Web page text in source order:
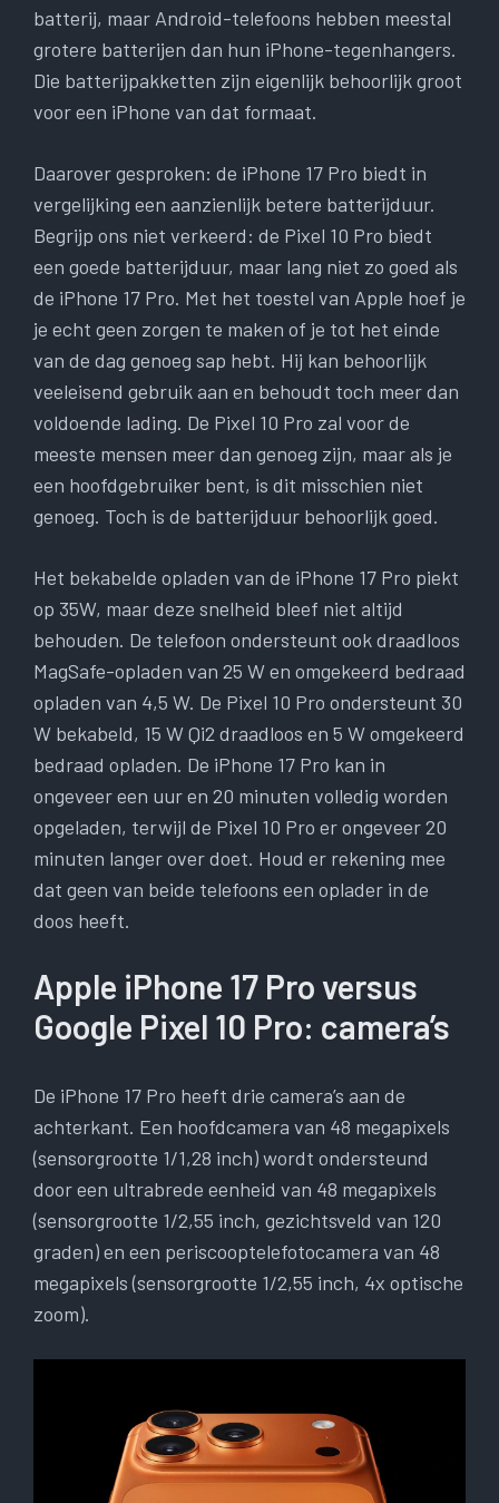
batterij, maar Android-telefoons hebben meestal
grotere batterijen dan hun iPhone-tegenhangers.
Die batterijpakketten zijn eigenlijk behoorlijk groot
voor een iPhone van dat formaat.
Daarover gesproken: de iPhone 17 Pro biedt in
vergelijking een aanzienlijk betere batterijduur.
Begrijp ons niet verkeerd: de Pixel 10 Pro biedt
een goede batterijduur, maar lang niet zo goed als
de iPhone 17 Pro. Met het toestel van Apple hoef je
je echt geen zorgen te maken of je tot het einde
van de dag genoeg sap hebt. Hij kan behoorlijk
veeleisend gebruik aan en behoudt toch meer dan
voldoende lading. De Pixel 10 Pro zal voor de
meeste mensen meer dan genoeg zijn, maar als je
een hoofdgebruiker bent, is dit misschien niet
genoeg. Toch is de batterijduur behoorlijk goed.
Het bekabelde opladen van de iPhone 17 Pro piekt
op 35W, maar deze snelheid bleef niet altijd
behouden. De telefoon ondersteunt ook draadloos
MagSafe-opladen van 25 W en omgekeerd bedraad
opladen van 4,5 W. De Pixel 10 Pro ondersteunt 30
W bekabeld, 15 W Qi2 draadloos en 5 W omgekeerd
bedraad opladen. De iPhone 17 Pro kan in
ongeveer een uur en 20 minuten volledig worden
opgeladen, terwijl de Pixel 10 Pro er ongeveer 20
minuten langer over doet. Houd er rekening mee
dat geen van beide telefoons een oplader in de
doos heeft.
Apple iPhone 17 Pro versus
Google Pixel 10 Pro: camera’s
De iPhone 17 Pro heeft drie camera’s aan de
achterkant. Een hoofdcamera van 48 megapixels
(sensorgrootte 1/1,28 inch) wordt ondersteund
door een ultrabrede eenheid van 48 megapixels
(sensorgrootte 1/2,55 inch, gezichtsveld van 120
graden) en een periscooptelefotocamera van 48
megapixels (sensorgrootte 1/2,55 inch, 4x optische
zoom).